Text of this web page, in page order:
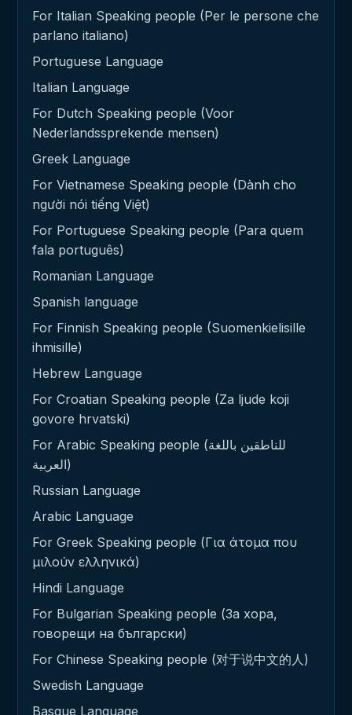
For Italian Speaking people (Per le persone che
parlano italiano)
Portuguese Language
Italian Language
For Dutch Speaking people (Voor
Nederlandssprekende mensen)
Greek Language
For Vietnamese Speaking people (Dành cho
người nói tiếng Việt)
For Portuguese Speaking people (Para quem
fala português)
Romanian Language
Spanish language
For Finnish Speaking people (Suomenkielisille
ihmisille)
Hebrew Language
For Croatian Speaking people (Za ljude koji
govore hrvatski)
For Arabic Speaking people (للناطقين باللغة
العربية)
Russian Language
Arabic Language
For Greek Speaking people (Για άτομα που
μιλούν ελληνικά)
Hindi Language
For Bulgarian Speaking people (За хора,
говорещи на български)
For Chinese Speaking people (对于说中文的人)
Swedish Language
Basque Language